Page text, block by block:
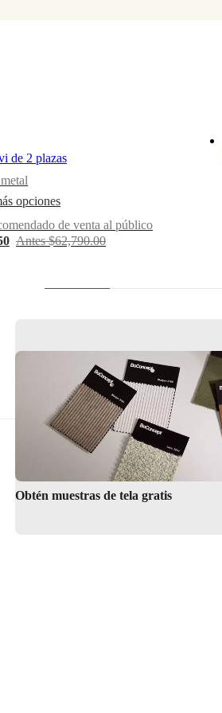
de 2 plazas
opciones
de venta al público
Antes $62,790.00
Obtén muestras de tela gratis